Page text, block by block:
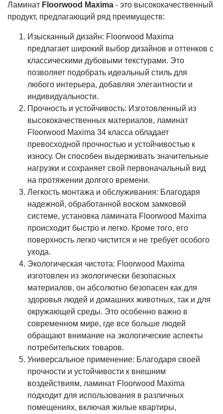
Ламинат Floorwood Maxima - это высококачественный
продукт, предлагающий ряд преимуществ:
Изысканный дизайн: Floorwood Maxima
предлагает широкий выбор дизайнов и оттенков с
классическими дубовыми текстурами. Это
позволяет подобрать идеальный стиль для
любого интерьера, добавляя элегантности и
индивидуальности.
Прочность и устойчивость: Изготовленный из
высококачественных материалов, ламинат
Floorwood Maxima 34 класса обладает
превосходной прочностью и устойчивостью к
износу. Он способен выдерживать значительные
нагрузки и сохраняет свой первоначальный вид
на протяжении долгого времени.
Легкость монтажа и обслуживания: Благодаря
надежной, обработанной воском замковой
системе, установка ламината Floorwood Maxima
происходит быстро и легко. Кроме того, его
поверхность легко чистится и не требует особого
ухода.
Экологическая чистота: Floorwood Maxima
изготовлен из экологически безопасных
материалов, он абсолютно безопасен как для
здоровья людей и домашних животных, так и для
окружающей среды. Это особенно важно в
современном мире, где все больше людей
обращают внимание на экологические аспекты
потребительских товаров.
Универсальное применение: Благодаря своей
прочности и устойчивости к внешним
воздействиям, ламинат Floorwood Maxima
подходит для использования в различных
помещениях, включая жилые квартиры,